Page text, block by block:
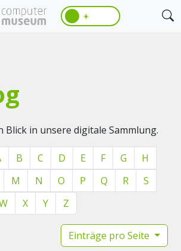
☀️
Blick in unsere digitale Sammlung.
B C D E F G
H
M N O P Q R
S
X Y Z
Einträge pro Seite